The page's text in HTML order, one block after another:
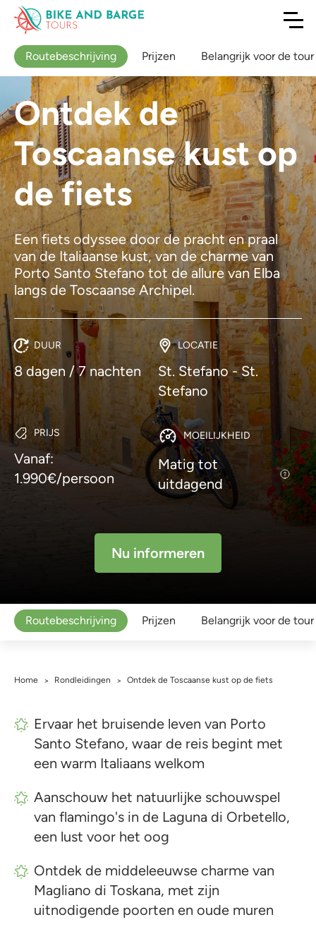
Ontdek de
Toscaanse kust op
de fiets
Een fiets odyssee door de pracht en praal
van de Italiaanse kust, van de charme van
Porto Santo Stefano tot de allure van Elba
langs de Toscaanse Archipel.
DUUR
8 dagen / 7 nachten
LOCATIE
St. Stefano - St.
Stefano
PRIJS
Vanaf:
1.990€/persoon
MOEILIJKHEID
Matig tot
uitdagend
Nu informeren
Routebeschrijving Prijzen Belangrijk voor de tour
Routebeschrijving Prijzen Belangrijk voor de tour
Home > Rondleidingen > Ontdek de Toscaanse kust op de fiets
Ervaar het bruisende leven van Porto
Santo Stefano, waar de reis begint met
een warm Italiaans welkom
Aanschouw het natuurlijke schouwspel
van flamingo's in de Laguna di Orbetello,
een lust voor het oog
Ontdek de middeleeuwse charme van
Magliano di Toskana, met zijn
uitnodigende poorten en oude muren